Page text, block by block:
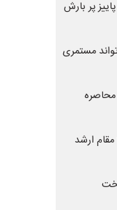
پر بارش
مستمری
شکست توطئه موساد علیه ایران/۲ مقام‌ ارشد